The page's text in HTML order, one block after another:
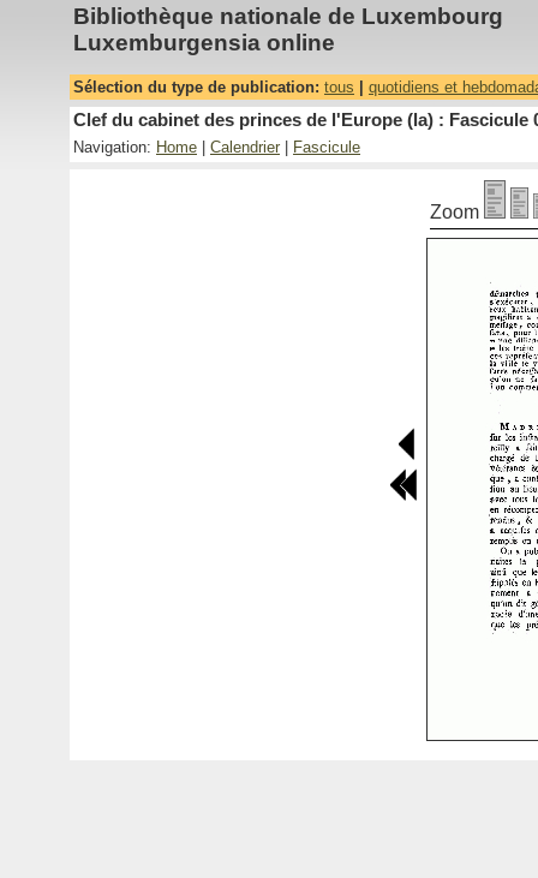
Bibliothèque nationale de Luxembourg
Luxemburgensia online
Sélection du type de publication: tous quotidiens et
Clef du cabinet des princes de l'Europe (la) : Fascicule
Navigation: Home Calendrier Fascicule
Zoom